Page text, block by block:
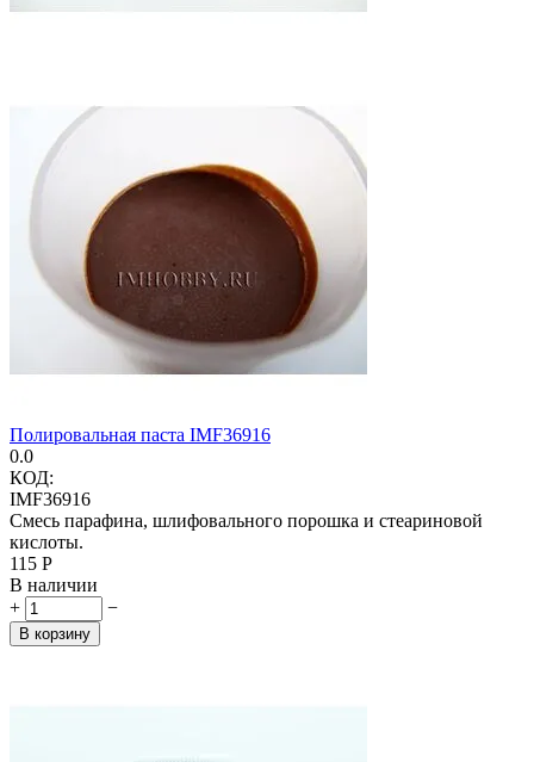
Полировальная паста IMF36916
0.0
КОД:
IMF36916
Смесь парафина, шлифовального порошка и стеариновой
кислоты.
‍115‍ Р
В наличии
+
−
В корзину